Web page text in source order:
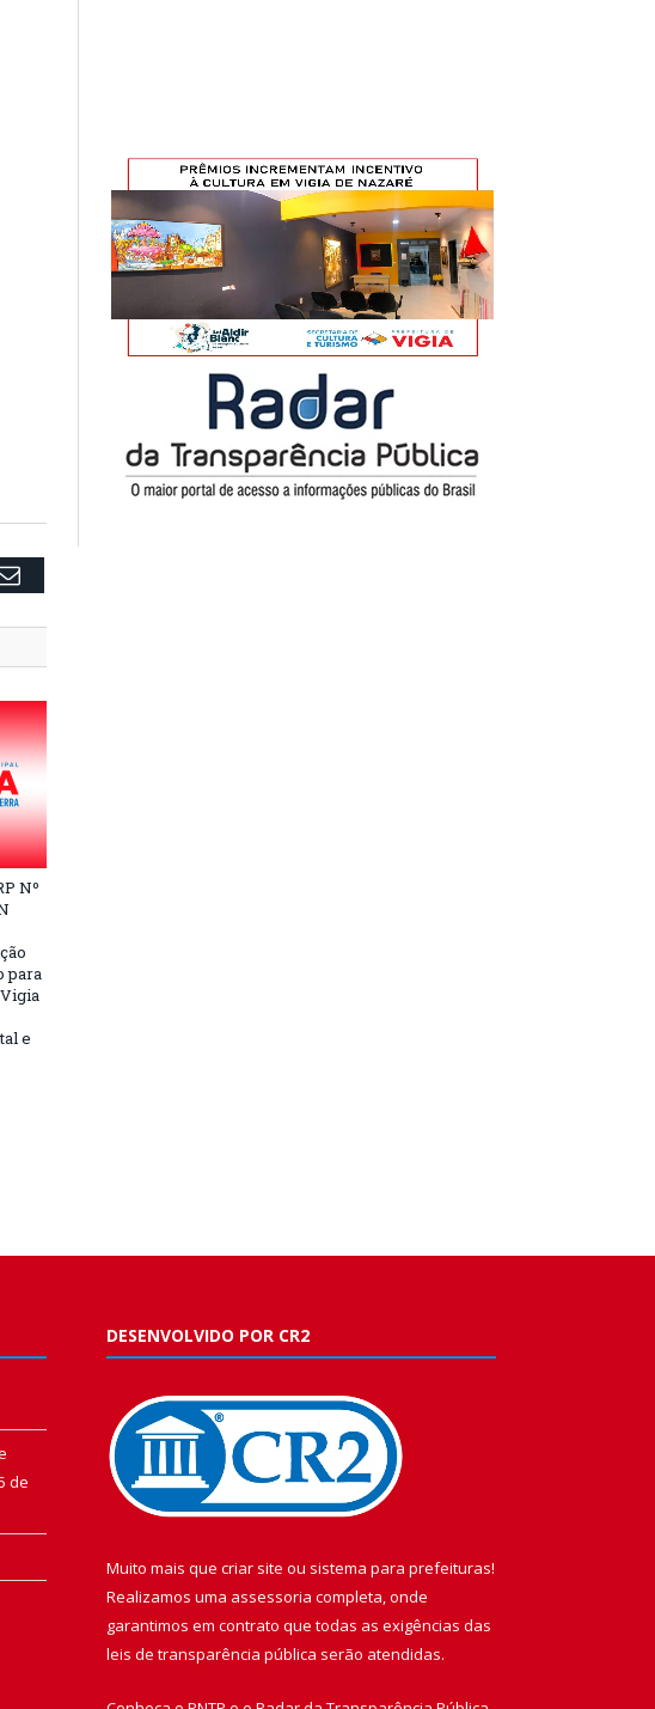
Email
Nº
para
e
de
DESENVOLVIDO POR CR2
Muito mais que criar site ou sistema para prefeituras!
Realizamos uma assessoria completa, onde
garantimos em contrato que todas as exigências das
leis de transparência pública serão atendidas.